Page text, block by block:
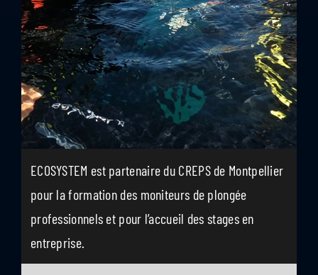
ECOSYSTEM est partenaire du CREPS de Montpellier
pour la formation des moniteurs de plongée
professionnels et pour l’accueil des stages en
entreprise.